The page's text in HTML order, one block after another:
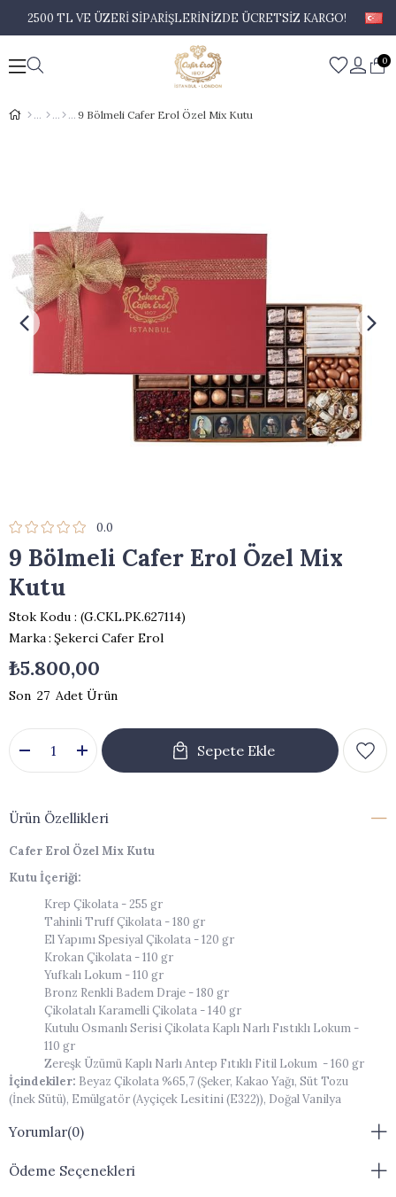
2500 TL VE ÜZERİ SİPARİŞLERİNİZDE ÜCRETSİZ KARGO!
0
9 Bölmeli Cafer Erol Özel Mix Kutu
0.0
9 Bölmeli Cafer Erol Özel Mix
Kutu
Stok Kodu
(G.CKL.PK.627114)
Marka: Şekerci Cafer Erol
₺5.800,00
27
Ürün Özellikleri
Cafer Erol Özel Mix Kutu
Kutu İçeriği:
Krep Çikolata - 255 gr
Tahinli Truff Çikolata - 180 gr
El Yapımı Spesiyal Çikolata - 120 gr
Krokan Çikolata - 110 gr
Yufkalı Lokum - 110 gr
Bronz Renkli Badem Draje - 180 gr
Çikolatalı Karamelli Çikolata - 140 gr
Kutulu Osmanlı Serisi Çikolata Kaplı Narlı Fıstıklı Lokum -
110 gr
Zereşk Üzümü Kaplı Narlı Antep Fıtıklı Fitil Lokum - 160 gr
İçindekiler: Beyaz Çikolata %65,7 (Şeker, Kakao Yağı, Süt Tozu
(İnek Sütü), Emülgatör (Ayçiçek Lesitini (E322)), Doğal Vanilya
Aroma Verici (Böğürtlen), Parlatıcılar (Şellak (E904), Arap Zamkı
Şeker, kakao kitlesi, kakao yağı, süt tozu, gofret yaprakları, fındık
Yorumlar(0)
Ödeme Seçenekleri